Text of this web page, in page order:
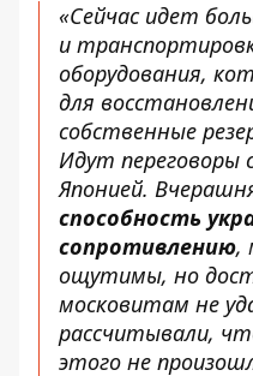
«Сейчас идет
и
оборудования,
для
собственные
Идут переговоры
Японией.
способность
сопротивлению,
ощутимы, но
московитам не
рассчитывали,
этого не